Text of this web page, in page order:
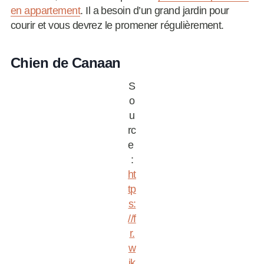
en appartement. Il a besoin d’un grand jardin pour
courir et vous devrez le promener régulièrement.
Chien de Canaan
S
o
u
rc
e
:
ht
tp
s:
//f
r.
w